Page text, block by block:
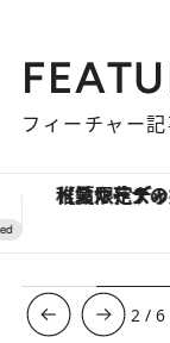
フィーチャー
3 /6